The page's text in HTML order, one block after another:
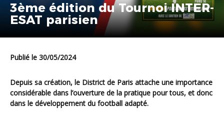
3ème édition du Tournoi INTER-
ESAT parisien
Publié le 30/05/2024
Depuis sa création, le District de Paris attache une importance
considérable dans l’ouverture de la pratique pour tous, et donc
dans le développement du football adapté.